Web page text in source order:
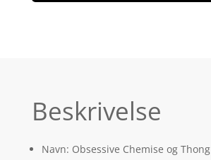
Beskrivelse
Navn: Obsessive Chemise og